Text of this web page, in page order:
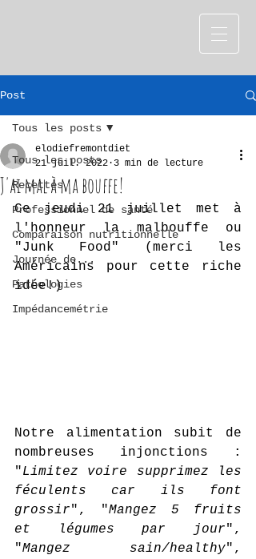
Post
Tous les posts
Recettes
Professionnel de santé
Comparaison nutritionnelle
Journée de...
Pathologies
Impédancemétrie
Tous les posts
J'ai mal à ma bouffe!
elodiefremontdiet
21 juil. 2022 3 min de lecture
Ce jeudi 21 juillet met à
l'honneur la malbouffe ou
"Junk Food" (merci les
Américains pour cette riche
idée!)
Notre alimentation subit de
nombreuses injonctions :
"Limitez voire supprimez les
féculents car ils font
grossir", "Mangez 5 fruits
et légumes par jour",
"Mangez sain/healthy",